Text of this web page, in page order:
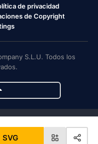
SVG
de privacidad
de Copyright
S.L.U. Todos los